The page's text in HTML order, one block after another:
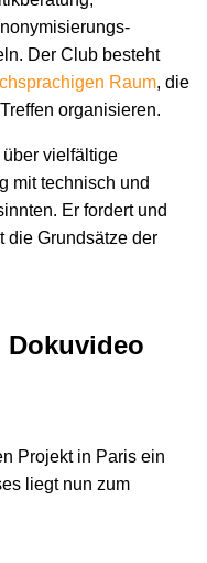
Der Club besteht
Raum, die
organisieren.
vielfältige
mit technisch und
Er fordert und
die Grundsätze der
Projekt in Paris ein
liegt nun zum